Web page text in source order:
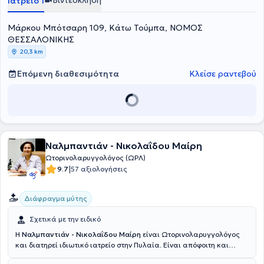
Μάρκου Μπότσαρη 109, Κάτω Τούμπα, ΝΟΜΟΣ
ΘΕΣΣΑΛΟΝΙΚΗΣ
20,3 km
Επόμενη διαθεσιμότητα Κλείσε ραντεβού
Ναλμπαντιάν - Νικολαΐδου Μαίρη
Ωτορινολαρυγγολόγος (ΩΡΛ)
9.7|57 αξιολογήσεις
Διάφραγμα μύτης
Σχετικά με την ειδικό
Η Ναλμπαντιάν - Νικολαΐδου Μαίρη είναι Ωτορινολαρυγγολόγος
και διατηρεί ιδιωτικό ιατρείο στην Πυλαία. Είναι απόφοιτη και